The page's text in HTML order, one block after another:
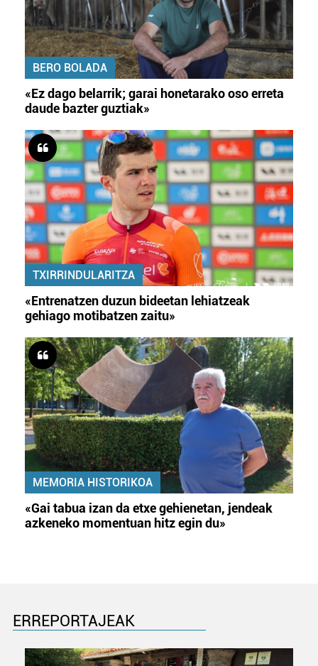
BERO BOLADA
«Ez dago belarrik; garai honetarako oso erreta
daude bazter guztiak»
TXIRRINDULARITZA
«Entrenatzen duzun bideetan lehiatzeak
gehiago motibatzen zaitu»
MEMORIA HISTORIKOA
«Gai tabua izan da etxe gehienetan, jendeak
azkeneko momentuan hitz egin du»
ERREPORTAJEAK